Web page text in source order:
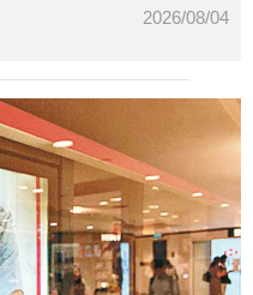
2026/08/04